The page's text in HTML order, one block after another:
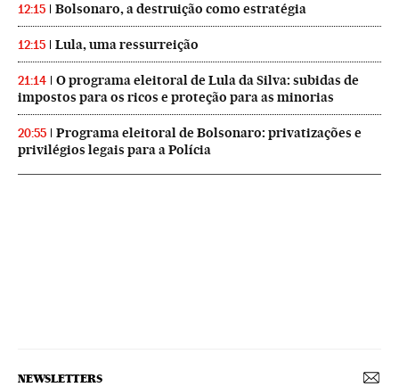
12:15 Bolsonaro, a destruição como estratégia
12:15 Lula, uma ressurreição
21:14
O programa eleitoral de Lula da Silva: subidas de
impostos para os ricos e proteção para as minorias
20:55
Programa eleitoral de Bolsonaro: privatizações e
privilégios legais para a Polícia
NEWSLETTERS